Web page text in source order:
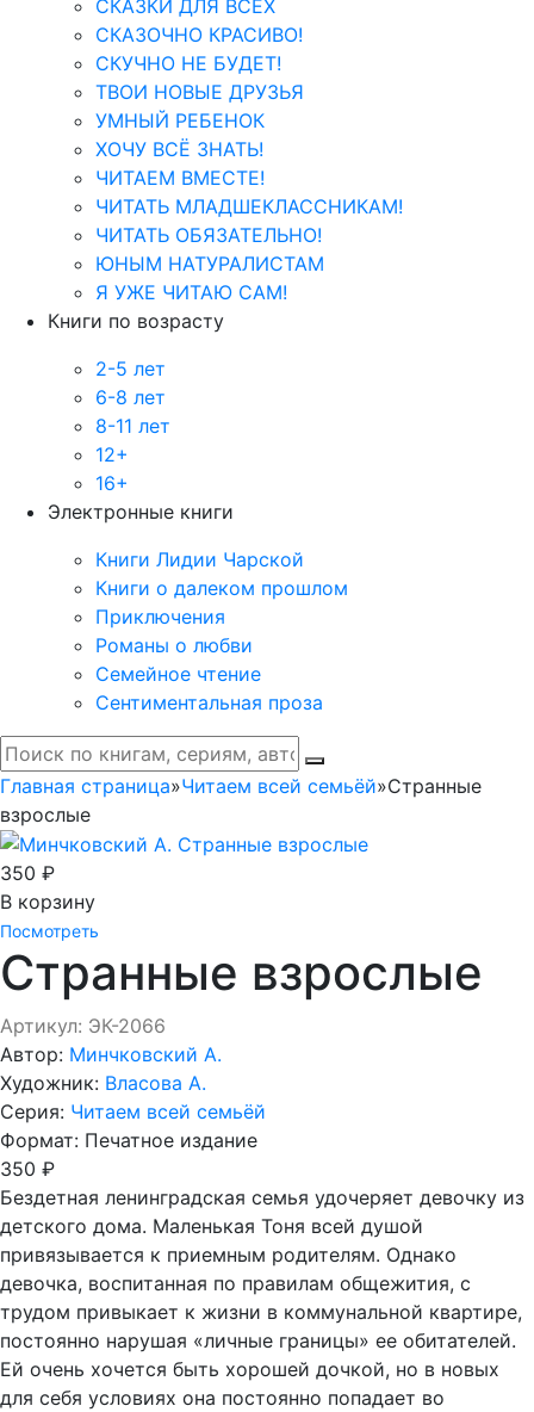
СКАЗКИ ДЛЯ ВСЕХ
СКАЗОЧНО КРАСИВО!
СКУЧНО НЕ БУДЕТ!
ТВОИ НОВЫЕ ДРУЗЬЯ
УМНЫЙ РЕБЕНОК
ХОЧУ ВСЁ ЗНАТЬ!
ЧИТАЕМ ВМЕСТЕ!
ЧИТАТЬ МЛАДШЕКЛАССНИКАМ!
ЧИТАТЬ ОБЯЗАТЕЛЬНО!
ЮНЫМ НАТУРАЛИСТАМ
Я УЖЕ ЧИТАЮ САМ!
Книги по возрасту
2-5 лет
6-8 лет
8-11 лет
12+
16+
Электронные книги
Книги Лидии Чарской
Книги о далеком прошлом
Приключения
Романы о любви
Семейное чтение
Сентиментальная проза
Главная страница»Читаем всей семьёй»Странные
взрослые
350 ₽
В корзину
Посмотреть
Странные взрослые
Артикул: ЭК-2066
Автор: Минчковский А.
Художник: Власова А.
Серия: Читаем всей семьёй
Формат: Печатное издание
350 ₽
Бездетная ленинградская семья удочеряет девочку из
детского дома. Маленькая Тоня всей душой
привязывается к приемным родителям. Однако
девочка, воспитанная по правилам общежития, с
трудом привыкает к жизни в коммунальной квартире,
постоянно нарушая «личные границы» ее обитателей.
Ей очень хочется быть хорошей дочкой, но в новых
для себя условиях она постоянно попадает во